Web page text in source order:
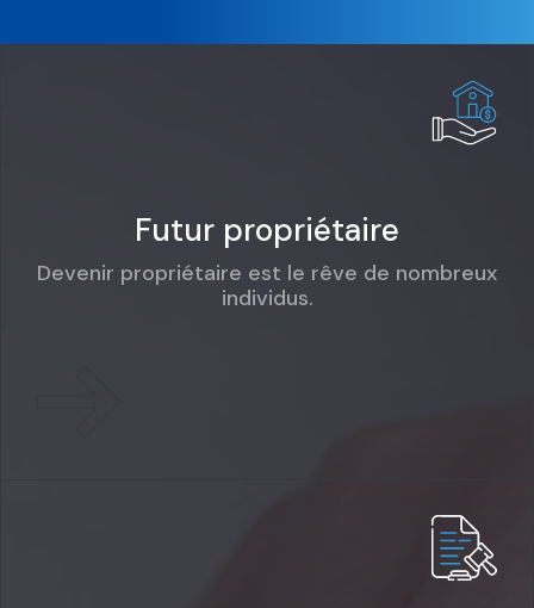
Futur propriétaire
Devenir propriétaire est le rêve de nombreux
individus.